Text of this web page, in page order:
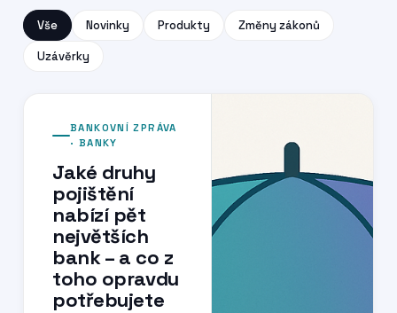
Vše Novinky Produkty Změny zákonů
Uzávěrky
BANKOVNÍ ZPRÁVA
· BANKY
Jaké druhy
pojištění
nabízí pět
největších
bank – a co z
toho opravdu
potřebujete